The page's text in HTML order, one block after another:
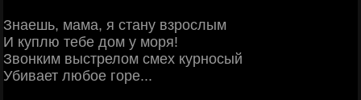
Знаешь, мама, я стану взрослым
И куплю тебе дом у моря!
Звонким выстрелом смех курносый
Убивает любое горе...